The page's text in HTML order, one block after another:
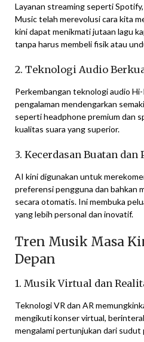
Layanan streaming seperti
Music telah merevolusi cara kita
kini dapat menikmati jutaan lagu
tanpa harus membeli fisik atau
2. Teknologi Audio
Perkembangan teknologi audio
pengalaman mendengarkan
seperti headphone premium dan
kualitas suara yang superior.
3. Kecerdasan Buatan dan
AI kini digunakan untuk
preferensi pengguna dan bahkan
secara otomatis. Ini membuka
yang lebih personal dan inovatif.
Tren Musik Masa
Depan
1. Musik Virtual dan
Teknologi VR dan AR
mengikuti konser virtual,
mengalami pertunjukan dari sudut